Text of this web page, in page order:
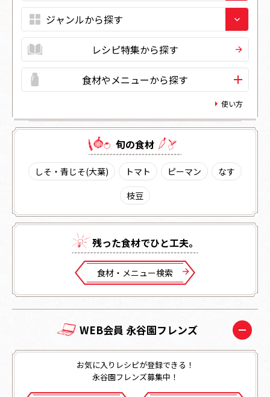
レシピ特集から探す
食材やメニューから探す
使い方
旬の⾷材
しそ・青じそ(大葉) トマト ピーマン
なす
枝豆
残った⾷材でひと⼯夫。
⾷材・メニュー検索
WEB会員 永谷園フレンズ
お気に入りレシピが登録できる！
永谷園フレンズ募集中！